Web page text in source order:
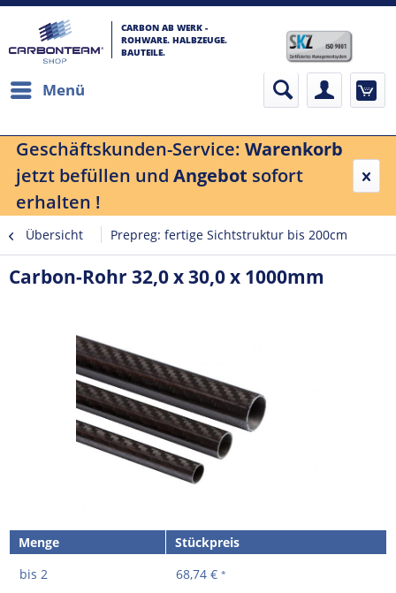
CARBON AB WERK -
ROHWARE. HALBZEUGE.
BAUTEILE.
Menü
Geschäftskunden-Service: Warenkorb
jetzt befüllen und Angebot sofort
erhalten !
Übersicht Prepreg: fertige Sichtstruktur bis 200cm
Carbon-Rohr 32,0 x 30,0 x 1000mm
Menge
Stückpreis
bis 2 68,74 € *